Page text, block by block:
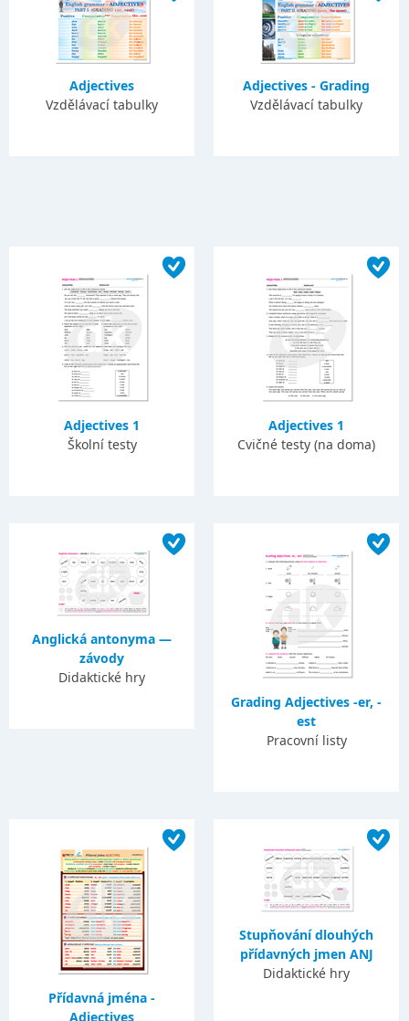
Adjectives
Vzdělávací tabulky
Adjectives - Grading
Vzdělávací tabulky
Adjectives 1
Školní testy
Adjectives 1
Cvičné testy (na doma)
Anglická antonyma —
závody
Didaktické hry
Grading Adjectives -er, -
est
Pracovní listy
Přídavná jména -
Adjectives
Stupňování dlouhých
přídavných jmen ANJ
Didaktické hry